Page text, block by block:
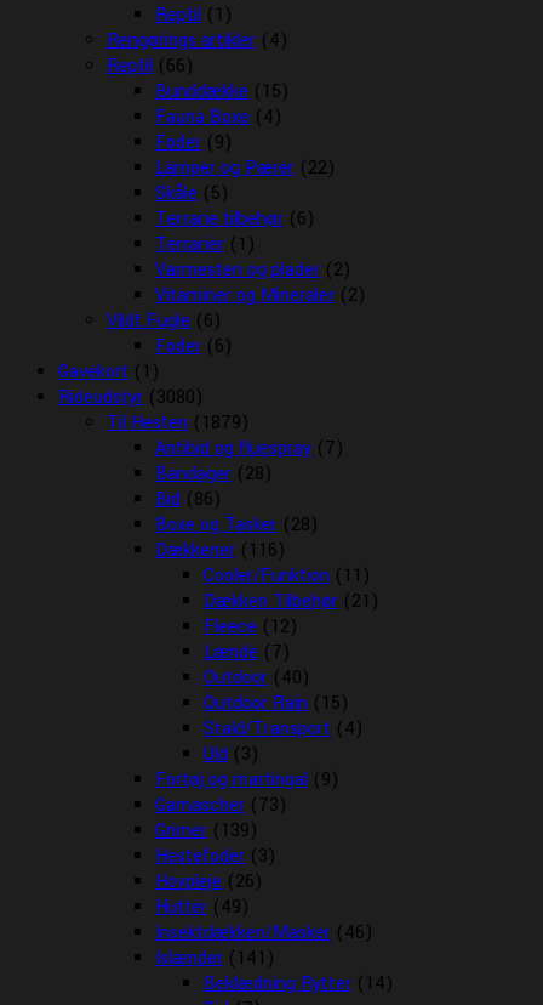
Reptil (1)
Rengørings artikler (4)
Reptil (66)
Bunddække (15)
Fauna Boxe (4)
Foder (9)
Lamper og Pærer (22)
Skåle (5)
Terrarie tilbehør (6)
Terrarier (1)
Varmesten og plader (2)
Vitaminer og Mineraler (2)
Vildt Fugle (6)
Foder (6)
Gavekort (1)
Rideudstyr (3080)
Til Hesten (1879)
Antibid og fluespray (7)
Bandager (28)
Bid (86)
Boxe og Tasker (28)
Dækkener (116)
Cooler/Funktion (11)
Dækken Tilbehør (21)
Fleece (12)
Lænde (7)
Outdoor (40)
Outdoor Rain (15)
Stald/Transport (4)
Uld (3)
Fortøj og martingal (9)
Gamascher (73)
Grimer (139)
Hestefoder (3)
Hovpleje (26)
Hutter (49)
Insektdækken/Masker (46)
Islænder (141)
Beklædning Rytter (14)